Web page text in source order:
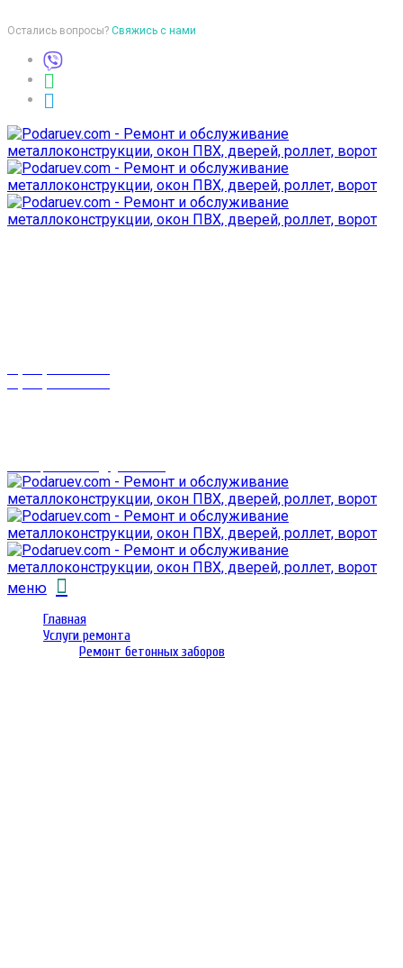
Остались вопросы? Свяжись с нами
меню
Главная
Услуги ремонта
Ремонт бетонных заборов